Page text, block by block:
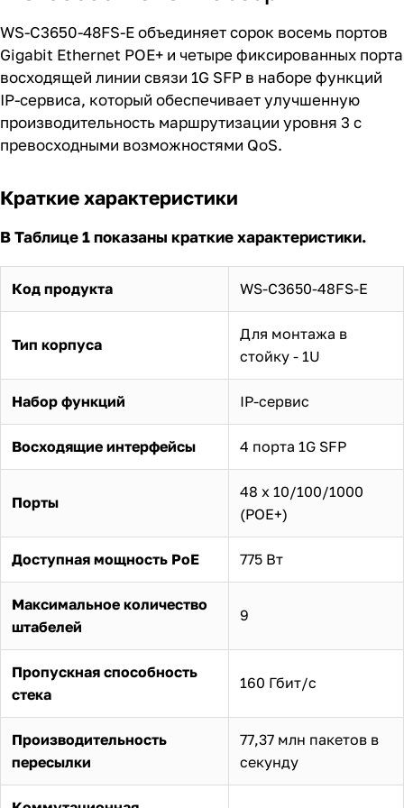
WS-C3650-48FS-E объединяет сорок восемь портов
Gigabit Ethernet POE+ и четыре фиксированных порта
восходящей линии связи 1G SFP в наборе функций
IP-сервиса, который обеспечивает улучшенную
производительность маршрутизации уровня 3 с
превосходными возможностями QoS.
Краткие характеристики
В Таблице 1 показаны краткие характеристики.
Код продукта WS-C3650-48FS-E
Тип корпуса
Для монтажа в
стойку - 1U
Набор функций IP-сервис
Восходящие интерфейсы 4 порта 1G SFP
Порты
48 x 10/100/1000
(POE+)
Доступная мощность PoE 775 Вт
Максимальное количество
штабелей
9
Пропускная способность
стека
160 Гбит/с
Производительность
пересылки
77,37 млн пакетов в
секунду